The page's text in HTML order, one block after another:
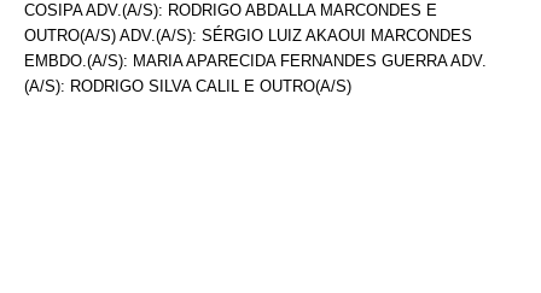
COSIPA ADV.(A/S): RODRIGO ABDALLA MARCONDES E
OUTRO(A/S) ADV.(A/S): SÉRGIO LUIZ AKAOUI MARCONDES
EMBDO.(A/S): MARIA APARECIDA FERNANDES GUERRA ADV.
(A/S): RODRIGO SILVA CALIL E OUTRO(A/S)